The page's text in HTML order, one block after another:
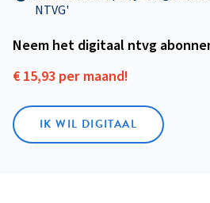
NTVG'
Neem het digitaal ntvg
€ 15,93 per maand!
IK WIL DIGITAAL